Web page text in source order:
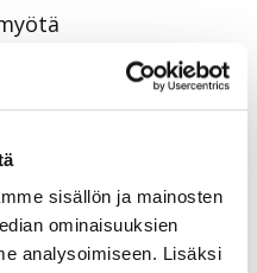
sisällön ja mainosten
ominaisuuksien
analysoimiseen. Lisäksi
astuu
Tämä
olevan